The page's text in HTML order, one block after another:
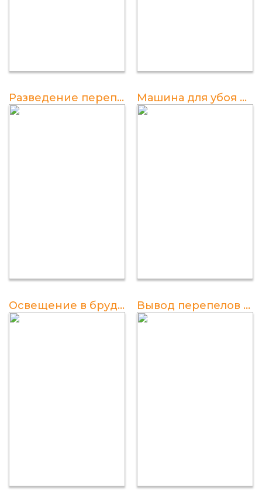
Разведение перепелов в домашних условиях: советы и рекомендации Машина для убоя перепелов
Освещение в брудере для перепелов Вывод перепелов в инкубаторе в домашних условиях: температурный режим